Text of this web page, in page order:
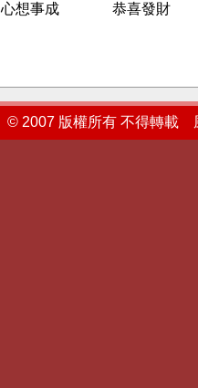
心想事成
恭喜發財
© 2007 版權所有 不得轉載